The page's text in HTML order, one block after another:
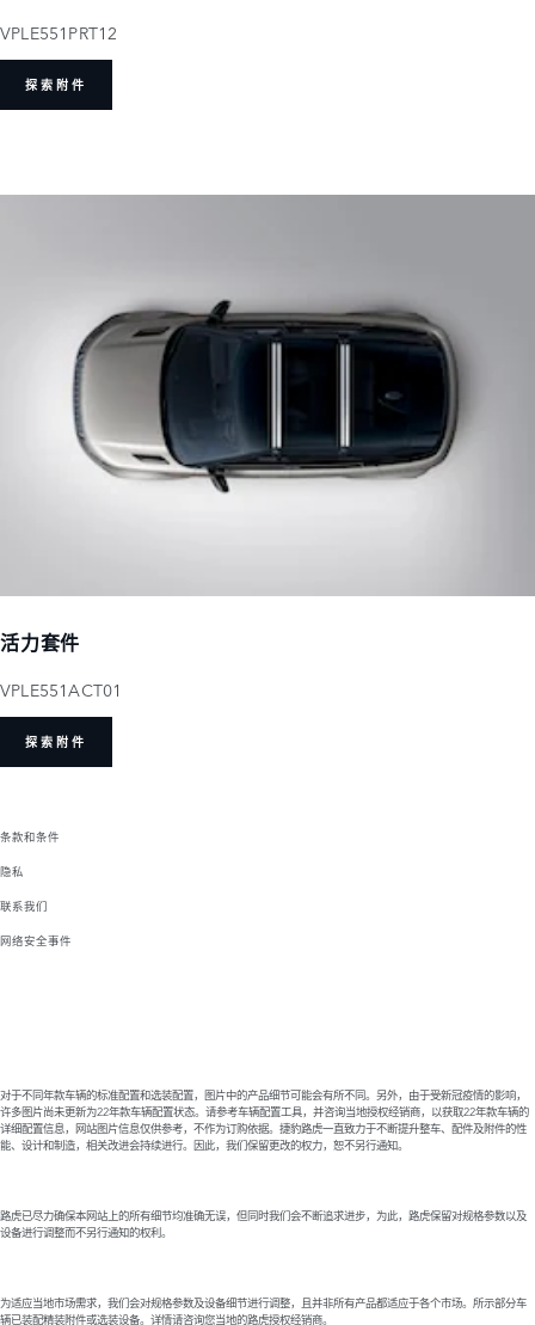
VPLE551PRT12
探索附件
活力套件
VPLE551ACT01
探索附件
条款和条件
隐私
联系我们
网络安全事件
对于不同年款车辆的标准配置和选装配置，图片中的产品细节可能会有所不同。另外，由于受新冠疫情的影响，
许多图片尚未更新为22年款车辆配置状态。请参考车辆配置工具，并咨询当地授权经销商，以获取22年款车辆的
详细配置信息，网站图片信息仅供参考，不作为订购依据。捷豹路虎一直致力于不断提升整车、配件及附件的性
能、设计和制造，相关改进会持续进行。因此，我们保留更改的权力，恕不另行通知。
路虎已尽力确保本网站上的所有细节均准确无误，但同时我们会不断追求进步，为此，路虎保留对规格参数以及
设备进行调整而不另行通知的权利。
为适应当地市场需求，我们会对规格参数及设备细节进行调整，且并非所有产品都适应于各个市场。所示部分车
辆已装配精装附件或选装设备。详情请咨询您当地的路虎授权经销商。